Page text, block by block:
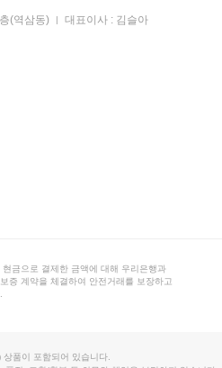
(역삼동)
대표이사 : 김슬아
현금으로 결제한 금액에 대해 우리은행과
증 계약을 체결하여 안전거래를 보장하고
품이 포함되어 있습니다.